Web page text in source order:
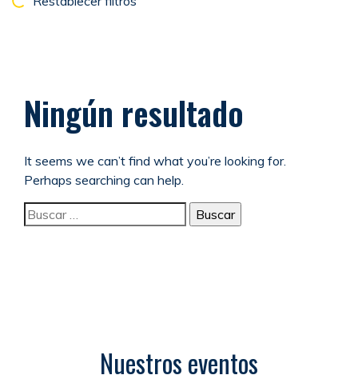
Ningún resultado
It seems we can’t find what you’re looking for.
Perhaps searching can help.
Buscar:
Nuestros eventos